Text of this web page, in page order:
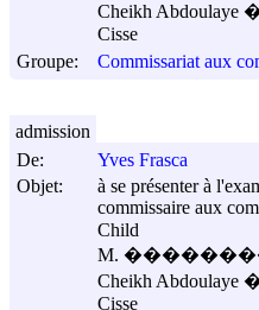
Cheikh
Cisse
Groupe:
Commissariat aux
De:
Yves Frasca
Objet:
à se présenter à
commissaire aux
Child
M.
Cheikh
Cisse
admission